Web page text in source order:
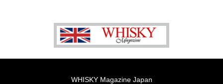
WHISKY Magazine Japan